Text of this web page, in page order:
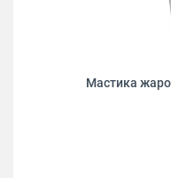
Мастика